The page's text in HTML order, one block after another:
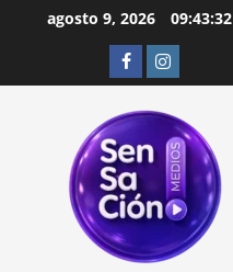
agosto 9, 2026 09:43:33
FacebookInstagram